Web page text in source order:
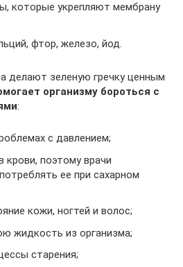
которые укрепляют мембрану
фтор, железо, йод.
делают зеленую гречку ценным
организму бороться с
:
с давлением;
крови, поэтому врачи
ее при сахарном
кожи, ногтей и волос;
жидкость из организма;
старения;